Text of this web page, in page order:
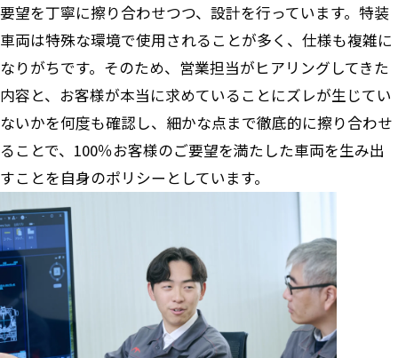
要望を丁寧に擦り合わせつつ、設計を行っています。特装
車両は特殊な環境で使用されることが多く、仕様も複雑に
なりがちです。そのため、営業担当がヒアリングしてきた
内容と、お客様が本当に求めていることにズレが生じてい
ないかを何度も確認し、細かな点まで徹底的に擦り合わせ
ることで、100％お客様のご要望を満たした車両を生み出
すことを自身のポリシーとしています。